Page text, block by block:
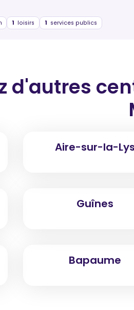
1 loisirs 1 services publics
d'autres
Aire-sur-la-Lys
Guînes
Bapaume